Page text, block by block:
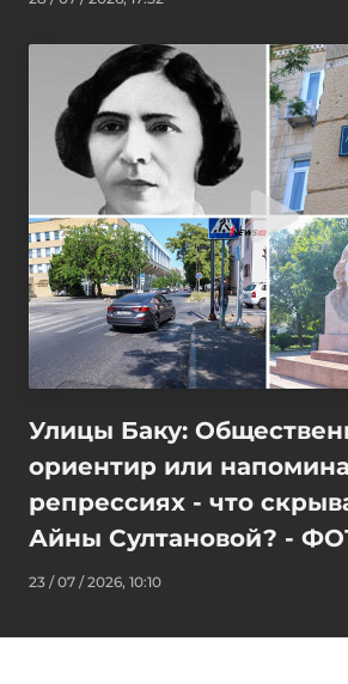
Улицы Баку:
ориентир или
репрессиях - что
Айны Султановой? -
23 / 07 / 2026, 10:10